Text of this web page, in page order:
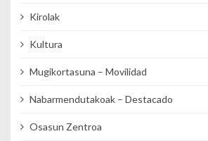
Kirolak
Kultura
Mugikortasuna – Movilidad
Nabarmendutakoak – Destacado
Osasun Zentroa